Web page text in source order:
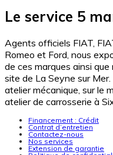
Le service 5
Agents officiels FIAT,
Romeo et Ford, nous
de ces marques ainsi que
site de La Seyne sur
atelier mécanique, sur le
atelier de carrosserie à
Financement : Crédit
Contrat d’entretien
Contactez-nous
Nos services
Extension de garantie